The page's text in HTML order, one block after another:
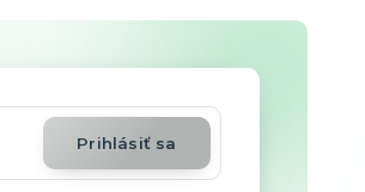
Prihlásiť sa